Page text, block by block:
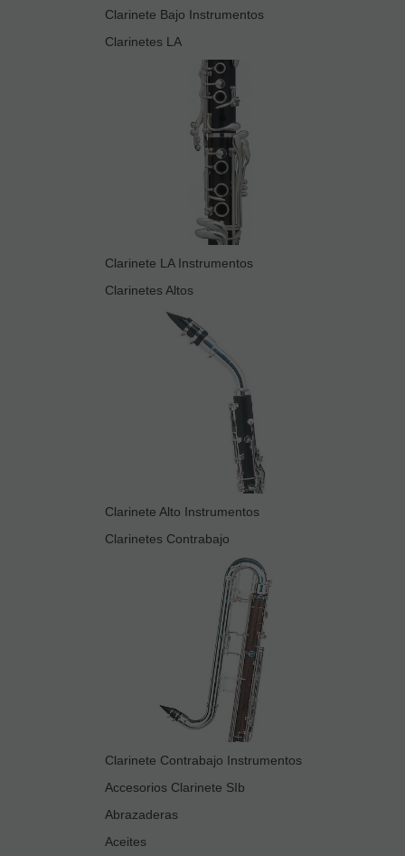
Clarinete Bajo Instrumentos
Clarinetes LA
Clarinete LA Instrumentos
Clarinetes Altos
Clarinete Alto Instrumentos
Clarinetes Contrabajo
Clarinete Contrabajo Instrumentos
Accesorios Clarinete SIb
Abrazaderas
Aceites